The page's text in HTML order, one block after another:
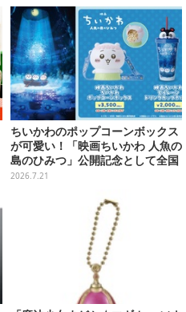
ちいかわのポップコーンボックス
が可愛い！「映画ちいかわ 人魚の
島のひみつ」公開記念として全国
劇場で販売決定、セイレーンドリ
2026.7.21